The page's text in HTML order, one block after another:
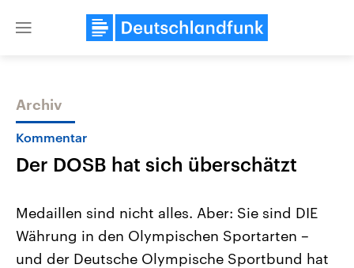
Close
Themen
Archiv
Kommentar
Der DOSB hat sich überschätzt
Medaillen sind nicht alles. Aber: Sie sind DIE
Währung in den Olympischen Sportarten –
und der Deutsche Olympische Sportbund hat